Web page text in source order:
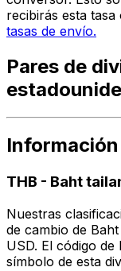
recibirás esta
tasas de envío.
Pares de
THB - Baht
Nuestras
de cambio de
USD. El código de
símbolo de esta